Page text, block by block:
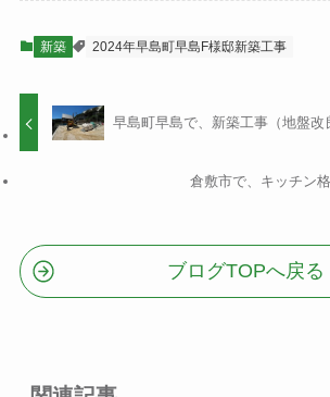
新築 2024年早島町早島F様邸新築工事
早島町早島で、新築工事（地盤改
倉敷市で、キッチン
ブログTOPへ戻る